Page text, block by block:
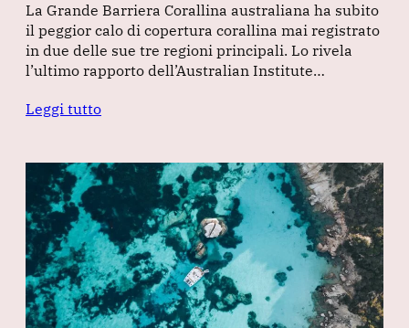
La Grande Barriera Corallina australiana ha subito
il peggior calo di copertura corallina mai registrato
in due delle sue tre regioni principali. Lo rivela
l’ultimo rapporto dell’Australian Institute…
Leggi tutto